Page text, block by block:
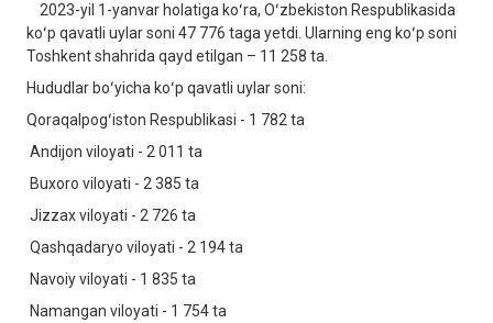
2023-yil 1-yanvar holatiga koʻra, Oʻzbekiston Respublikasida
koʻp qavatli uylar soni 47 776 taga yetdi. Ularning eng koʻp soni
Toshkent shahrida qayd etilgan – 11 258 ta.
Hududlar boʻyicha koʻp qavatli uylar soni:
Qoraqalpogʻiston Respublikasi - 1 782 ta
Andijon viloyati - 2 011 ta
Buxoro viloyati - 2 385 ta
Jizzax viloyati - 2 726 ta
Qashqadaryo viloyati - 2 194 ta
Navoiy viloyati - 1 835 ta
Namangan viloyati - 1 754 ta